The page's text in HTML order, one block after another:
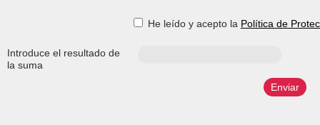
He leído y acepto la Política de
Introduce el resultado de
la suma